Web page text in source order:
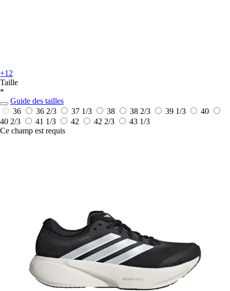
+12
Taille
*
Guide des tailles
36
36 2/3 37 1/3 38 38 2/3 39 1/3
40
40 2/3
41 1/3 42 42 2/3
43 1/3
Ce champ est requis